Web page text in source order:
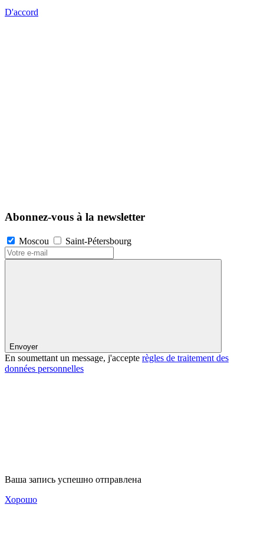
D'accord
Abonnez-vous à la newsletter
Moscou Saint-Pétersbourg
Envoyer
En soumettant un message, j'accepte règles de traitement des
données personnelles
Ваша запись успешно отправлена
Хорошо